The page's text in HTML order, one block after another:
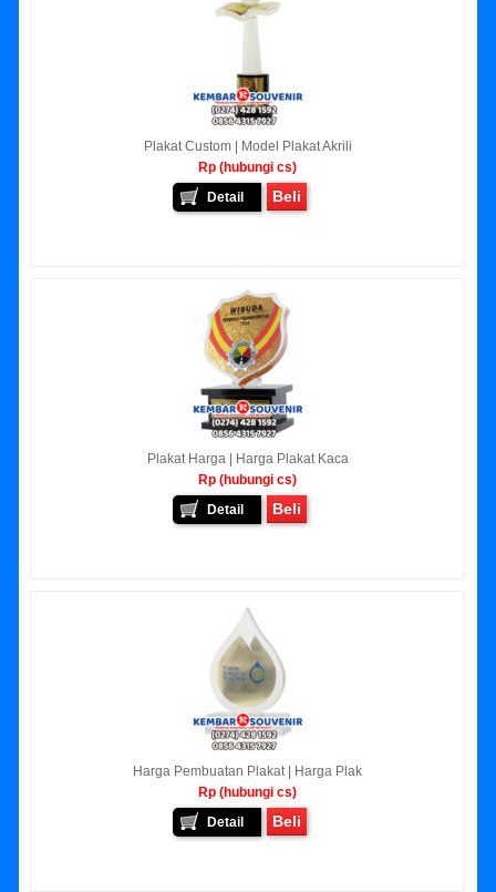
Plakat Custom | Model Plakat Akrili
Rp (hubungi cs)
Detail
Beli
Plakat Harga | Harga Plakat Kaca
Rp (hubungi cs)
Detail
Beli
Harga Pembuatan Plakat | Harga Plak
Rp (hubungi cs)
Detail
Beli